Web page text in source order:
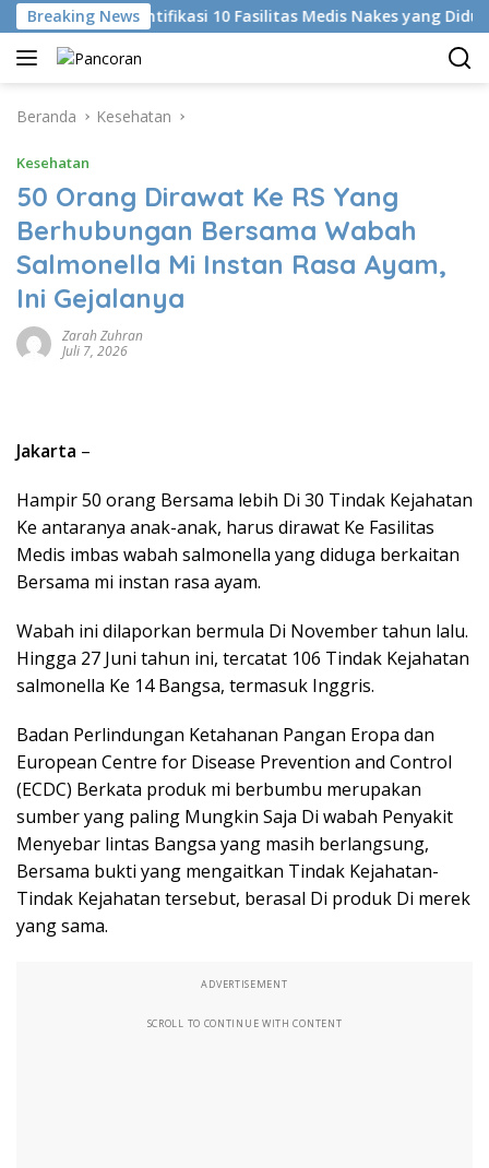
Langsung
ke
konten
Breaking News
KKI Identifikasi 10 Fasilitas Medis Nakes yang Diduga
Beranda Kesehatan
Kesehatan
50 Orang Dirawat Ke RS Yang
Berhubungan Bersama Wabah
Salmonella Mi Instan Rasa Ayam,
Ini Gejalanya
Zarah Zuhran
Juli 7, 2026
Jakarta –
Hampir 50 orang Bersama lebih Di 30 Tindak Kejahatan
Ke antaranya anak-anak, harus dirawat Ke Fasilitas
Medis imbas wabah salmonella yang diduga berkaitan
Bersama mi instan rasa ayam.
Wabah ini dilaporkan bermula Di November tahun lalu.
Hingga 27 Juni tahun ini, tercatat 106 Tindak Kejahatan
salmonella Ke 14 Bangsa, termasuk Inggris.
Badan Perlindungan Ketahanan Pangan Eropa dan
European Centre for Disease Prevention and Control
(ECDC) Berkata produk mi berbumbu merupakan
sumber yang paling Mungkin Saja Di wabah Penyakit
Menyebar lintas Bangsa yang masih berlangsung,
Bersama bukti yang mengaitkan Tindak Kejahatan-
Tindak Kejahatan tersebut, berasal Di produk Di merek
yang sama.
ADVERTISEMENT
SCROLL TO CONTINUE WITH CONTENT